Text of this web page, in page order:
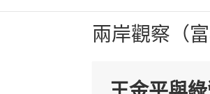
兩岸觀察（富